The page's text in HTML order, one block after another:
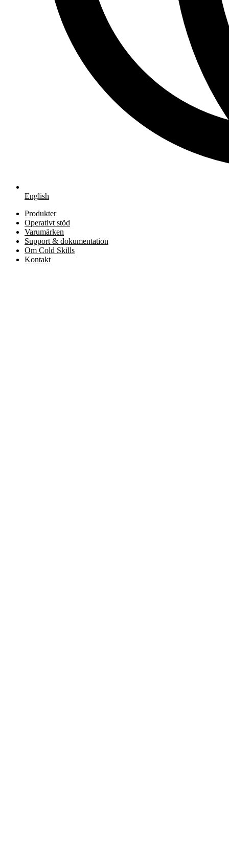
English
Produkter
Operativt stöd
Varumärken
Support & dokumentation
Om Cold Skills
Kontakt